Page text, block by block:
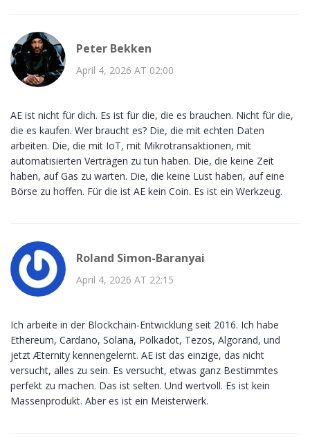
Peter Bekken
April 4, 2026 AT 02:00
AE ist nicht für dich. Es ist für die, die es brauchen. Nicht für die,
die es kaufen. Wer braucht es? Die, die mit echten Daten
arbeiten. Die, die mit IoT, mit Mikrotransaktionen, mit
automatisierten Verträgen zu tun haben. Die, die keine Zeit
haben, auf Gas zu warten. Die, die keine Lust haben, auf eine
Börse zu hoffen. Für die ist AE kein Coin. Es ist ein Werkzeug.
Roland Simon-Baranyai
April 4, 2026 AT 22:15
Ich arbeite in der Blockchain-Entwicklung seit 2016. Ich habe
Ethereum, Cardano, Solana, Polkadot, Tezos, Algorand, und
jetzt Æternity kennengelernt. AE ist das einzige, das nicht
versucht, alles zu sein. Es versucht, etwas ganz Bestimmtes
perfekt zu machen. Das ist selten. Und wertvoll. Es ist kein
Massenprodukt. Aber es ist ein Meisterwerk.